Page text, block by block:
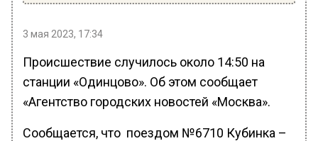
3 мая 2023, 17:34
Происшествие случилось около 14:50 на
станции «Одинцово». Об этом сообщает
«Агентство городских новостей «Москва».
Сообщается, что поездом №6710 Кубинка –